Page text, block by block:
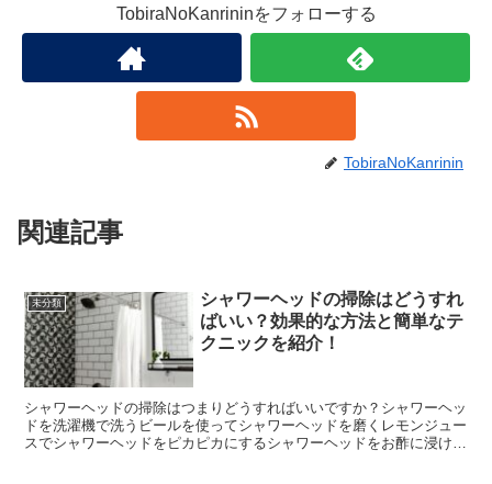
TobiraNoKanrininをフォローする
TobiraNoKanrinin
関連記事
未分類
シャワーヘッドの掃除はどうすれ
ばいい？効果的な方法と簡単なテ
クニックを紹介！
シャワーヘッドの掃除はつまりどうすればいいですか？シャワーヘッ
ドを洗濯機で洗うビールを使ってシャワーヘッドを磨くレモンジュー
スでシャワーヘッドをピカピカにするシャワーヘッドをお酢に浸ける